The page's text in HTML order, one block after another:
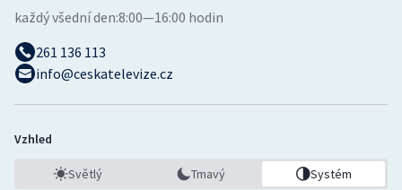
každý všední den:8:00—16:00 hodin
261 136 113
info@ceskatelevize.cz
Vzhled
Světlý Tmavý Systém